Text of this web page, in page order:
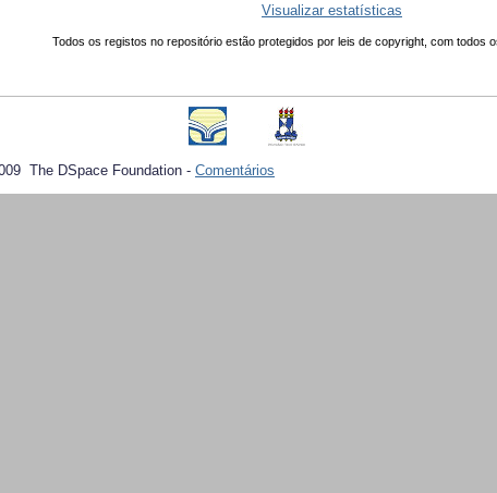
Visualizar estatísticas
Todos os registos no repositório estão protegidos por leis de copyright, com todos
The DSpace Foundation - Comentários